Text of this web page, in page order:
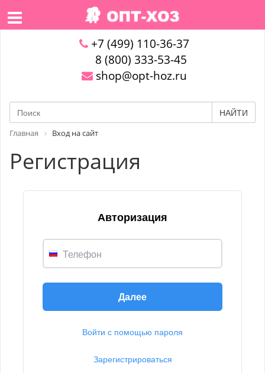
+7 (499) 110-36-37
8 (800) 333-53-45
shop@opt-hoz.ru
НАЙТИ
Главная Вход на сайт
Регистрация
Авторизация
Телефон
Далее
Войти с помощью пароля
Зарегистрироваться